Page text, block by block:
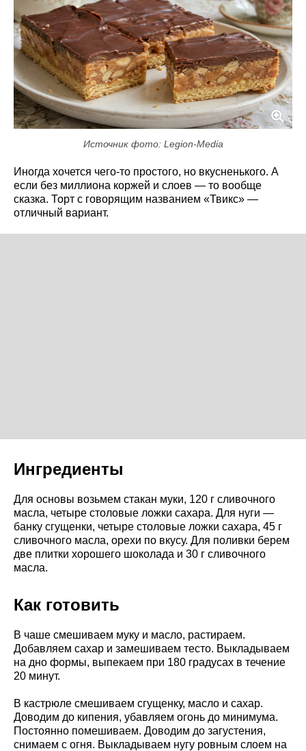
Источник фото: Legion-Media
Иногда хочется чего-то простого, но вкусненького. А
если без миллиона коржей и слоев — то вообще
сказка. Торт с говорящим названием «Твикс» —
отличный вариант.
Ингредиенты
Для основы возьмем стакан муки, 120 г сливочного
масла, четыре столовые ложки сахара. Для нуги —
банку сгущенки, четыре столовые ложки сахара, 45 г
сливочного масла, орехи по вкусу. Для поливки берем
две плитки хорошего шоколада и 30 г сливочного
масла.
Как готовить
В чаше смешиваем муку и масло, растираем.
Добавляем сахар и замешиваем тесто. Выкладываем
на дно формы, выпекаем при 180 градусах в течение
20 минут.
В кастрюле смешиваем сгущенку, масло и сахар.
Доводим до кипения, убавляем огонь до минимума.
Постоянно помешиваем. Доводим до загустения,
снимаем с огня. Выкладываем нугу ровным слоем на